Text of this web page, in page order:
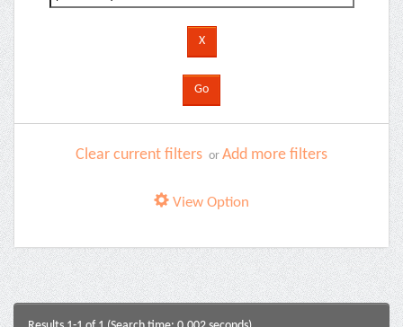
Clear current filters or Add more filters
View Option